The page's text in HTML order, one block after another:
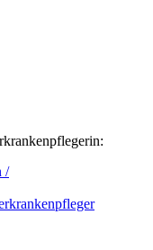
/